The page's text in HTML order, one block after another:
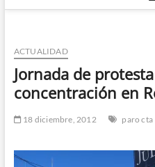
ACTUALIDAD
Jornada de
concentración en
18 diciembre, 2012 paro cta